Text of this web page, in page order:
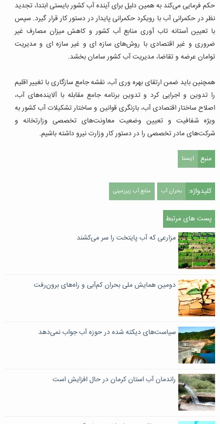
حکم فرمایی می‌کند به همین دلیل برای آینده آب کشور بایستی ابتدا، تجدید
نظر در حکمرانی آب با رویکرد حکمرانی پایدار در دستور کار قرار گیرد. سپس
با تعیین آستانه تاب آوری منابع آب کشور و کاهش میزان مصارف غیر
ضروری و غیر اقتصادی با روش‌های سازه ای و غیر سازه ای و مدیریت
توامان عرضه و تقاضا، مدیریت آب کشور سامان بخشد.
همچنین باید ضمن ارتقای بهره وری آب، نقشه جامع سازگاری با تغییر اقلیم
را تدوین و اجرایی کرد و تدوین برنامه جامع مقابله با آلاینده‌های آب،
اصلاح ساختار اقتصادی آب، بازنگری قوانین و ساختار تشکیلات آب کشور به
ویژه شفافیت و تعیین وضعیت معاونت‌های تخصصی وزارتخانه و
شرکت‌های مادر تخصصی را در دستور کار وزارت نیرو داشته باشیم.
منبع ایسنا
کلیدواژه: بحران آب منابع آب زیرزمینی
پست های مرتبط
مزارعی که آب پایتخت را سر می‌کشند
دومین همایش ملی بحران کم‌آبی و راه‌های برون‌رفت
سیاست‌های دیکته شده در حوزه آب جواب نمی‌دهد
راندمان آب استان کرمان در حال افزایش است